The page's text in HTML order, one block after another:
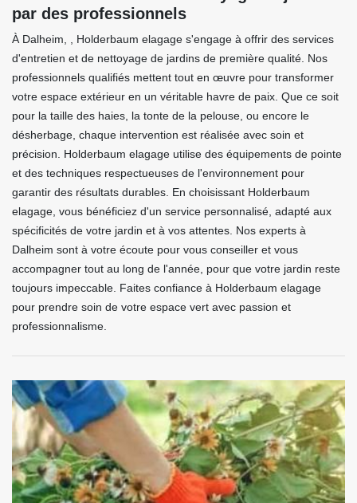
par des professionnels
À Dalheim, , Holderbaum elagage s'engage à offrir des services
d'entretien et de nettoyage de jardins de première qualité. Nos
professionnels qualifiés mettent tout en œuvre pour transformer
votre espace extérieur en un véritable havre de paix. Que ce soit
pour la taille des haies, la tonte de la pelouse, ou encore le
désherbage, chaque intervention est réalisée avec soin et
précision. Holderbaum elagage utilise des équipements de pointe
et des techniques respectueuses de l'environnement pour
garantir des résultats durables. En choisissant Holderbaum
elagage, vous bénéficiez d'un service personnalisé, adapté aux
spécificités de votre jardin et à vos attentes. Nos experts à
Dalheim sont à votre écoute pour vous conseiller et vous
accompagner tout au long de l'année, pour que votre jardin reste
toujours impeccable. Faites confiance à Holderbaum elagage
pour prendre soin de votre espace vert avec passion et
professionnalisme.